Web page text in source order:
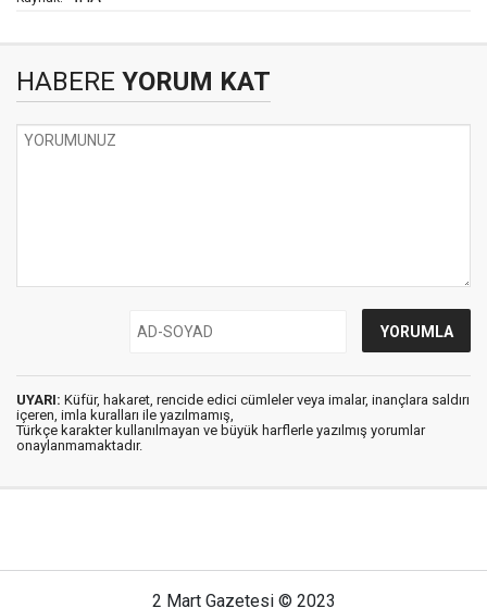
HABERE YORUM KAT
UYARI: Küfür, hakaret, rencide edici cümleler veya imalar, inançlara saldırı
içeren, imla kuralları ile yazılmamış,
Türkçe karakter kullanılmayan ve büyük harflerle yazılmış yorumlar
onaylanmamaktadır.
2 Mart Gazetesi © 2023